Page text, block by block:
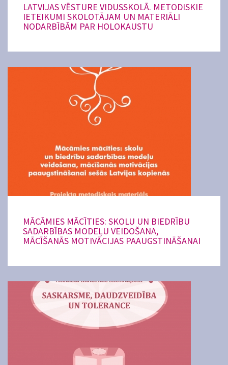
LATVIJAS VĒSTURE VIDUSSKOLĀ. METODISKIE
IETEIKUMI SKOLOTĀJAM UN MATERIĀLI
NODARBĪBĀM PAR HOLOKAUSTU
MĀCĀMIES MĀCĪTIES: SKOLU UN BIEDRĪBU
SADARBĪBAS MODEĻU VEIDOŠANA,
MĀCĪŠANĀS MOTIVĀCIJAS PAAUGSTINĀŠANAI